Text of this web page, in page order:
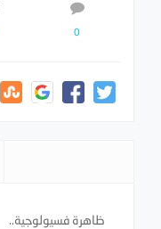
0
ظاهرة فسيولوجية..